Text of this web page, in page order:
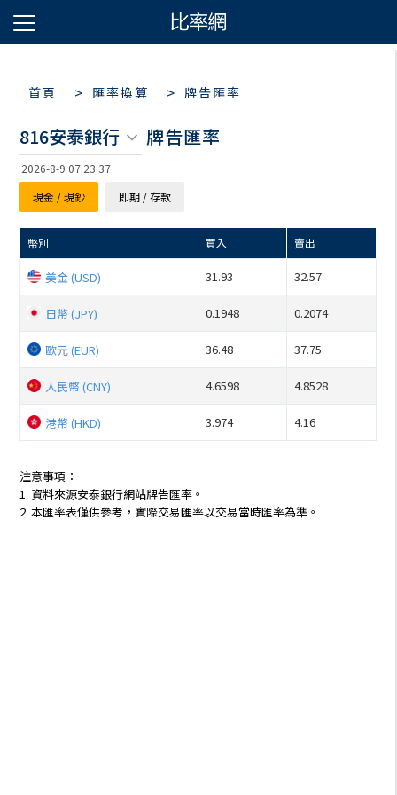
首頁 > 匯率換算 > 牌告匯率
816安泰銀行 牌告匯率
2026-8-9 07:23:38
現金 / 現鈔
即期 / 存款
幣別 買入 賣出
美金 (USD) 31.93 32.57
日幣 (JPY) 0.1948 0.2074
歐元 (EUR) 36.48 37.75
人民幣 (CNY) 4.6598 4.8528
港幣 (HKD) 3.974 4.16
注意事項：
1. 資料來源安泰銀行網站牌告匯率。
2. 本匯率表僅供參考，實際交易匯率以交易當時匯率為準。